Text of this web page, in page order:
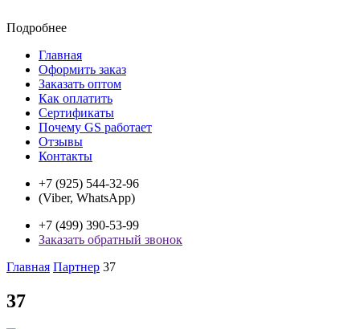
Подробнее
Главная
Оформить заказ
Заказать оптом
Как оплатить
Сертификаты
Почему GS работает
Отзывы
Контакты
+7 (925) 544-32-96
(Viber, WhatsApp)
+7 (499) 390-53-99
Заказать обратный звонок
Главная Партнер 37
37